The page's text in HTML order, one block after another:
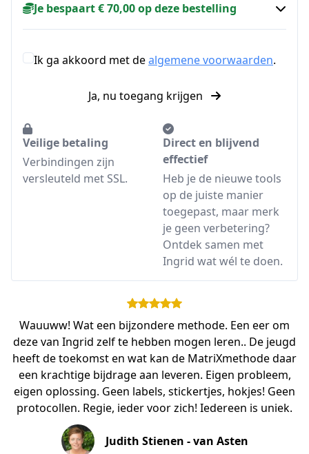
Je bespaart € 70,00 op deze bestelling
Ik ga akkoord met dealgemene voorwaarden.
Ja, nu toegang krijgen
Veilige betaling
Verbindingen zijn
versleuteld met SSL.
Direct en blijvend
effectief
Heb je de nieuwe tools
op de juiste manier
toegepast, maar merk
je geen verbetering?
Ontdek samen met
Ingrid wat wél te doen.
Wauuww! Wat een bijzondere methode. Een eer om
deze van Ingrid zelf te hebben mogen leren.. De jeugd
heeft de toekomst en wat kan de MatriXmethode daar
een krachtige bijdrage aan leveren. Eigen probleem,
eigen oplossing. Geen labels, stickertjes, hokjes! Geen
protocollen. Regie, ieder voor zich! Iedereen is uniek.
Judith Stienen - van Asten